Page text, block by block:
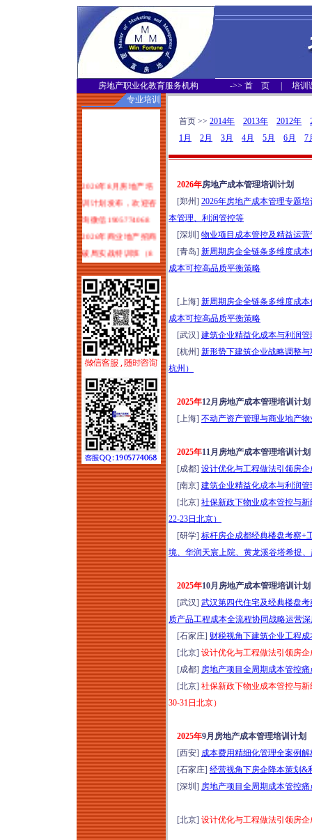
房地产职业化教育服务机构 ->> 首 页
培训
专业培训
训计划发布，欢迎咨
询微信1905774068
2026年商业地产招商
破局实战特训班（8
月1-2日郑州）
塑造服务力：可落地
可变现的物业服务品
质体系打造实战培训
（2026年8月1-2日哈
尔滨）
2026年项目谋划、资
金申报、城市更新、
国企市场化转型实操
高级研修（8月6日西
安）
全域六网投融资规划
与市场拓展能力高阶
培训（2026年8月7-8
日北京）
嵌入式社区+居家养
老落地实操研学
（2026年8月7日-9日
济南）
新版清单计价标准落
地实操、造价争议化
解与全过程造价合规
管理专题培训（2026
年8月7日西安）
存量时代地产新媒体
全域营销体系（短视
频+小红书+短剧+直
播）高效获客全链路
落地转化实战培训
（2026年8月8-9日郑
州）
商业地产全流程与资
产管理提升研修（8
月8-9日石家庄）公募
REITs解析、策划定
首页 >> 2014年 2013年 2012年
1月
2月 3月 4月 5月 6月 7
2026年房地产成本管理培训计划
[郑州] 2026年房地产成本管理专题
本管理、利润管控等
[深圳] 物业项目成本管控及精益运
[青岛] 新周期房企全链条多维度成
成本可控高品质平衡策略
[上海] 新周期房企全链条多维度成
成本可控高品质平衡策略
[武汉] 建筑企业精益化成本与利润
[杭州] 新形势下建筑企业战略调整
杭州）
2025年12月房地产成本管理培训计划
[上海] 不动产资产管理与商业地产
2025年11月房地产成本管理培训计划
[成都] 设计优化与工程做法引领房
[南京] 建筑企业精益化成本与利润管
[北京] 社保新政下物业成本管控与
22-23日北京）
[研学] 标杆房企成都经典楼盘考察+
境、华润天宸上院、黄龙溪谷塔希提
2025年10月房地产成本管理培训计划
[武汉] 武汉第四代住宅及经典楼盘
质产品工程成本全流程协同战略运营
[石家庄] 财税视角下建筑企业工程
[北京] 设计优化与工程做法引领房
[成都] 房地产项目全周期成本管控
[北京] 社保新政下物业成本管控与
30-31日北京）
2025年9月房地产成本管理培训计划
[西安] 成本费用精细化管理全案例
[石家庄] 经营视角下房企降本策划&
[深圳] 房地产项目全周期成本管控
[北京] 设计优化与工程做法引领房